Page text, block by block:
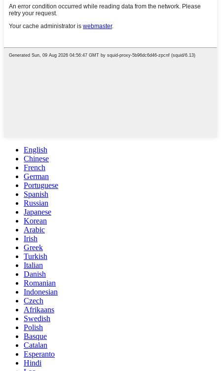
English
Chinese
French
German
Portuguese
Spanish
Russian
Japanese
Korean
Arabic
Irish
Greek
Turkish
Italian
Danish
Romanian
Indonesian
Czech
Afrikaans
Swedish
Polish
Basque
Catalan
Esperanto
Hindi